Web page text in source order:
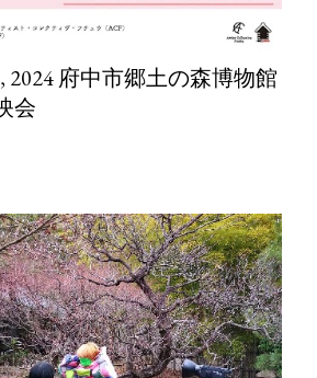
2024 府中市郷土の森博物館
会